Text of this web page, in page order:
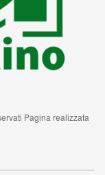
Pagina realizzata